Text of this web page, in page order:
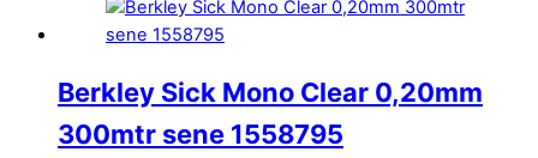
Berkley Sick Mono Clear 0,20mm
300mtr sene 1558795